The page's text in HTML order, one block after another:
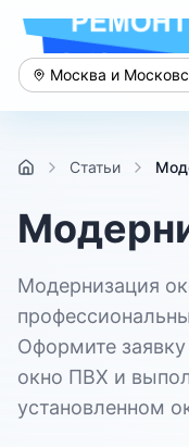
Москва и
Статьи
Модернизация
Оформите
окно ПВХ и
установленном